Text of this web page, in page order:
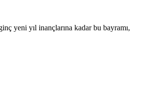
yeni yıl inançlarına kadar bu bayramı,